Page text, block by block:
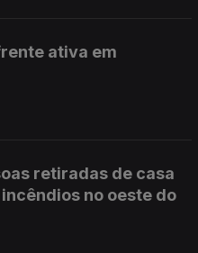
ativa em
retiradas de casa
no oeste do